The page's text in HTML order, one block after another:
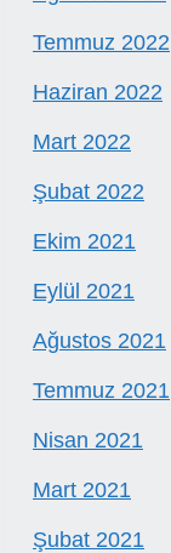
Temmuz 2022
Haziran 2022
Mart 2022
Şubat 2022
Ekim 2021
Eylül 2021
Ağustos 2021
Temmuz 2021
Nisan 2021
Mart 2021
Şubat 2021